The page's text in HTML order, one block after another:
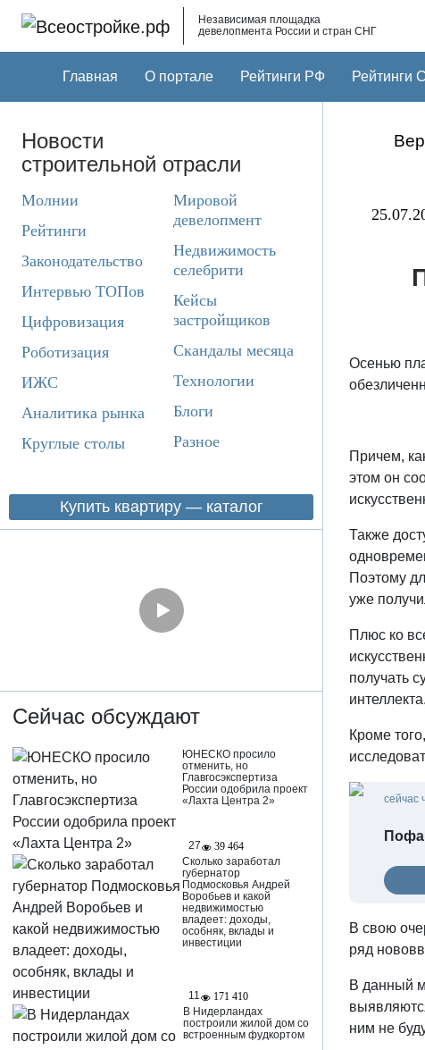
Независимая площадка
девелопмента России и стран СНГ
Главная О портале Рейтинги РФ Рейтинги
Новости
строительной отрасли
Молнии
Рейтинги
Законодательство
Интервью ТОПов
Цифровизация
Роботизация
ИЖС
Аналитика рынка
Круглые столы
Мировой
девелопмент
Недвижимость
селебрити
Кейсы
застройщиков
Скандалы месяца
Технологии
Блоги
Разное
Купить квартиру — каталог
Сейчас обсуждают
ЮНЕСКО просило
отменить, но
Главгосэкспертиза
России одобрила проект
«Лахта Центра 2»
27
39 464
Сколько заработал
губернатор
Подмосковья Андрей
Воробьев и какой
недвижимостью
владеет: доходы,
особняк, вклады и
инвестиции
11
171 410
В Нидерландах
построили жилой дом со
встроенным фудкортом
Осенью
Причем,
этом он
Также
Поэтому
уже
Плюс ко
получать
интеллекта.
Кроме
сейчас
В свою
ряд
В данный
ним не